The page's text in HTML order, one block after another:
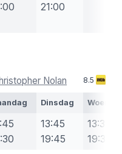
21:00
Nolan 8.5
Dinsdag
13:45
19:45
13:30
19:30